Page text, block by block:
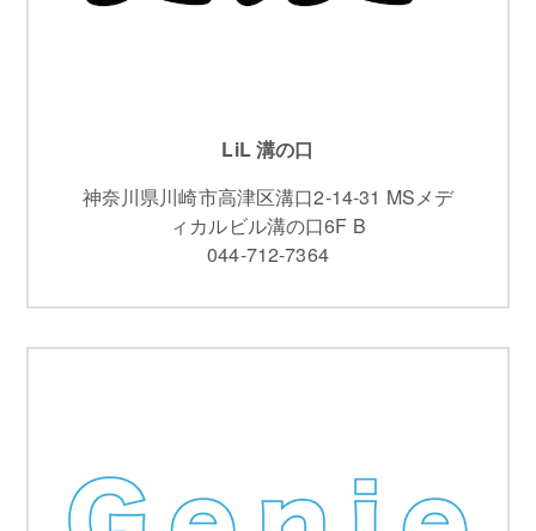
LiL 溝の口
神奈川県川崎市高津区溝口2-14-31 MSメデ
ィカルビル溝の口6F B
044-712-7364